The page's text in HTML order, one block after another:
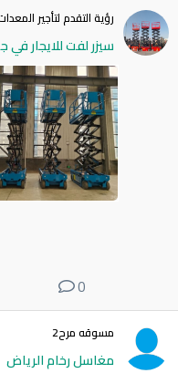
رؤية التقدم لتأجير
سيزر لفت للايجار في
0
مسوقه مرح2
مغاسل رخام الرياض